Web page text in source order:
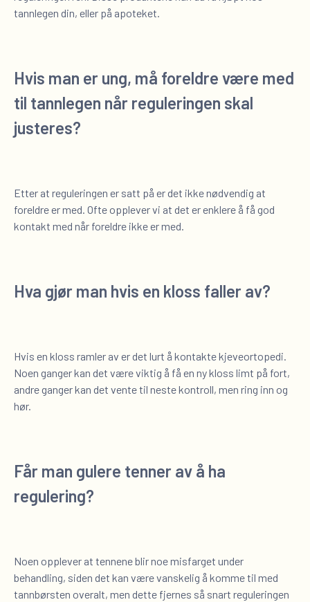
tannlegen din, eller på apoteket.
Hvis man er ung, må foreldre være med
til tannlegen når reguleringen skal
justeres?
Etter at reguleringen er satt på er det ikke nødvendig at
foreldre er med. Ofte opplever vi at det er enklere å få god
kontakt med når foreldre ikke er med.
Hva gjør man hvis en kloss faller av?
Hvis en kloss ramler av er det lurt å kontakte kjeveortopedi.
Noen ganger kan det være viktig å få en ny kloss limt på fort,
andre ganger kan det vente til neste kontroll, men ring inn og
hør.
Får man gulere tenner av å ha
regulering?
Noen opplever at tennene blir noe misfarget under
behandling, siden det kan være vanskelig å komme til med
tannbørsten overalt, men dette fjernes så snart reguleringen